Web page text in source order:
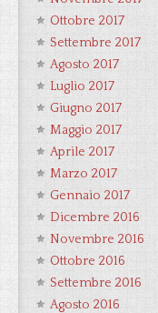
Ottobre 2017
Settembre 2017
Agosto 2017
Luglio 2017
Giugno 2017
Maggio 2017
Aprile 2017
Marzo 2017
Gennaio 2017
Dicembre 2016
Novembre 2016
Ottobre 2016
Settembre 2016
Agosto 2016